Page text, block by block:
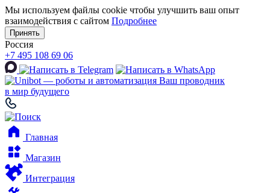
Мы используем файлы cookie чтобы улучшить ваш опыт
взаимодействия с сайтом Подробнее
Принять
Россия
+7 495 108 69 06
Ваш проводник
в мир будущего
Главная
Магазин
Интеграция